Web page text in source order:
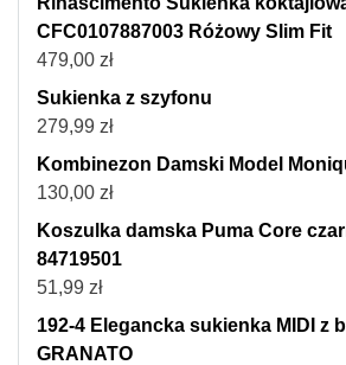
CFC0107887003 Różowy Slim Fit
479,00 zł
Sukienka z szyfonu
279,99 zł
Kombinezon Damski Model
130,00 zł
Koszulka damska Puma Core
84719501
51,99 zł
192-4 Elegancka sukienka MIDI z
GRANATO